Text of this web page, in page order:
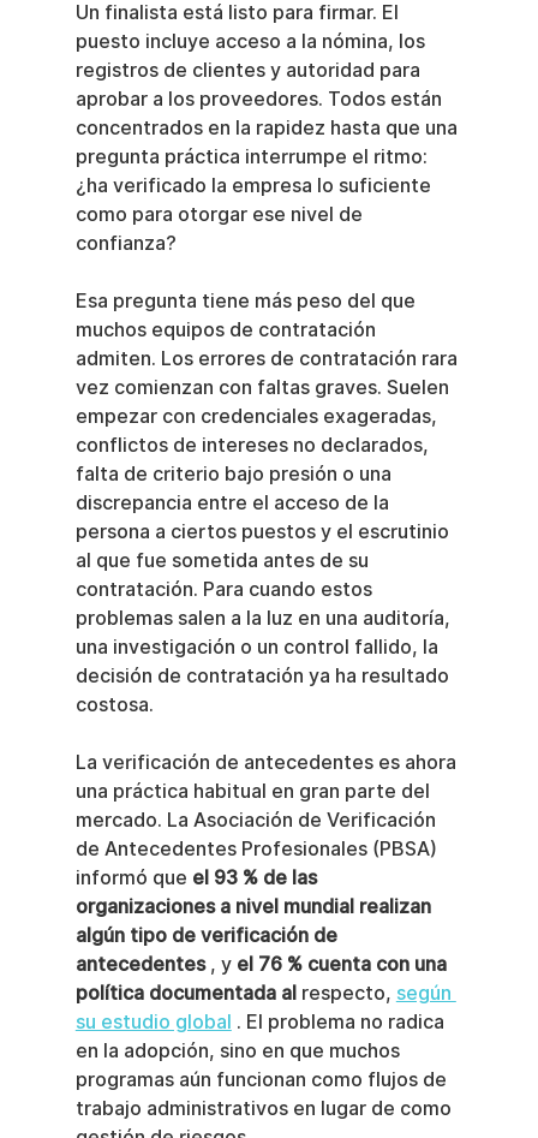
Un finalista está listo para firmar. El
puesto incluye acceso a la nómina, los
registros de clientes y autoridad para
aprobar a los proveedores. Todos están
concentrados en la rapidez hasta que una
pregunta práctica interrumpe el ritmo:
¿ha verificado la empresa lo suficiente
como para otorgar ese nivel de
confianza?
Esa pregunta tiene más peso del que
muchos equipos de contratación
admiten. Los errores de contratación rara
vez comienzan con faltas graves. Suelen
empezar con credenciales exageradas,
conflictos de intereses no declarados,
falta de criterio bajo presión o una
discrepancia entre el acceso de la
persona a ciertos puestos y el escrutinio
al que fue sometida antes de su
contratación. Para cuando estos
problemas salen a la luz en una auditoría,
una investigación o un control fallido, la
decisión de contratación ya ha resultado
costosa.
La verificación de antecedentes es ahora
una práctica habitual en gran parte del
mercado. La Asociación de Verificación
de Antecedentes Profesionales (PBSA)
informó que el 93 % de las
organizaciones a nivel mundial realizan
algún tipo de verificación de
antecedentes , y el 76 % cuenta con una
política documentada al respecto, según
su estudio global . El problema no radica
en la adopción, sino en que muchos
programas aún funcionan como flujos de
trabajo administrativos en lugar de como